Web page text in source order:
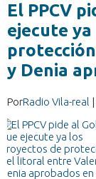
El PPCV
ejecute
y Denia
PorRadio Vila-real |